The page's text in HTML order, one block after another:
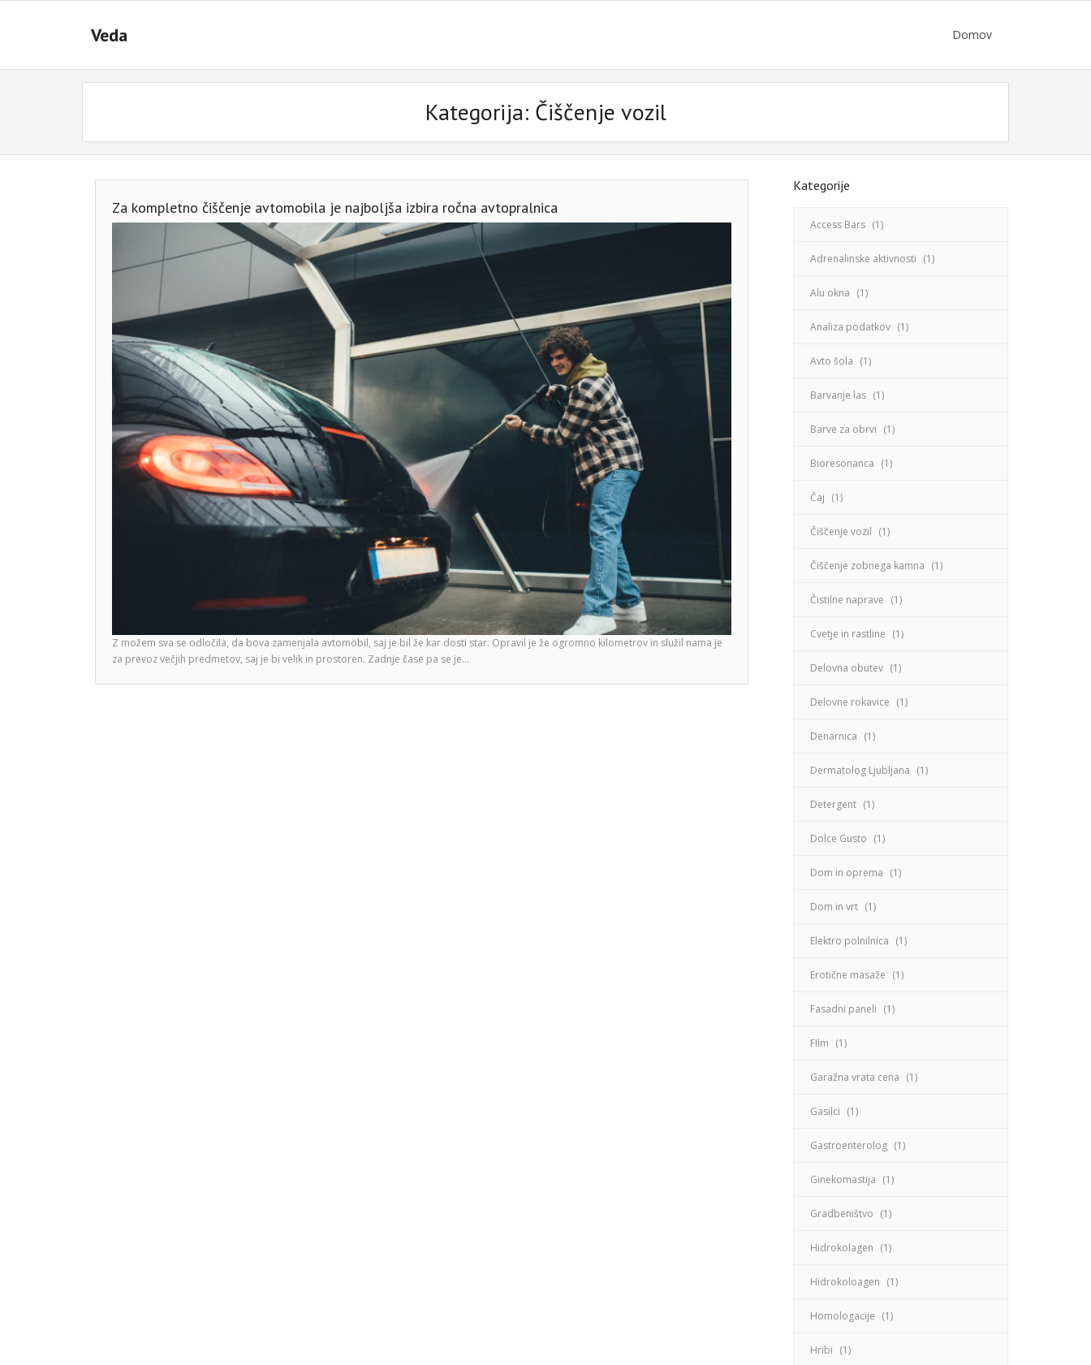
Veda Domov
Kategorija: Čiščenje vozil
Za kompletno čiščenje avtomobila je najboljša izbira ročna avtopralnica
Z možem sva se odločila, da bova zamenjala avtomobil, saj je bil že kar dosti star. Opravil je že ogromno kilometrov in služil nama je
za prevoz večjih predmetov, saj je bi velik in prostoren. Zadnje čase pa se je…
Kategorije
Access Bars (1)
Adrenalinske aktivnosti (1)
Alu okna (1)
Analiza podatkov (1)
Avto šola (1)
Barvanje las (1)
Barve za obrvi (1)
Bioresonanca (1)
Čaj (1)
Čiščenje vozil (1)
Čiščenje zobnega kamna (1)
Čistilne naprave (1)
Cvetje in rastline (1)
Delovna obutev (1)
Delovne rokavice (1)
Denarnica (1)
Dermatolog Ljubljana (1)
Detergent (1)
Dolce Gusto (1)
Dom in oprema (1)
Dom in vrt (1)
Elektro polnilnica (1)
Erotične masaže (1)
Fasadni paneli (1)
FIlm (1)
Garažna vrata cena (1)
Gasilci (1)
Gastroenterolog (1)
Ginekomastija (1)
Gradbeništvo (1)
Hidrokolagen (1)
Hidrokoloagen (1)
Homologacije (1)
Hribi (1)